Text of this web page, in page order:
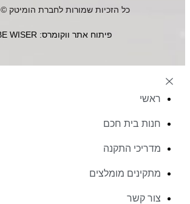
כל הזכיות שמורות לחברת הומיטק © 2018
פיתוח אתר ווקומרס: BE WISER
ראשי
חנות בית חכם
מדריכי התקנה
מתקינים מומלצים
צור קשר